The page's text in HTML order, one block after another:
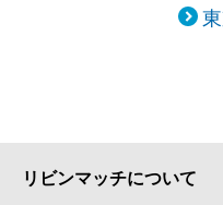
リビンマッチについて